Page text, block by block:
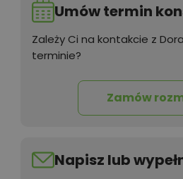
Umów termin
Zależy Ci na kontakcie z
terminie?
Zamów
Napisz lub